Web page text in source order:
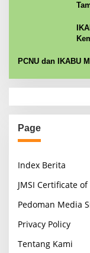
PCNU dan IKABU
Page
Index Berita
JMSI Certificate
Pedoman Media
Privacy Policy
Tentang Kami